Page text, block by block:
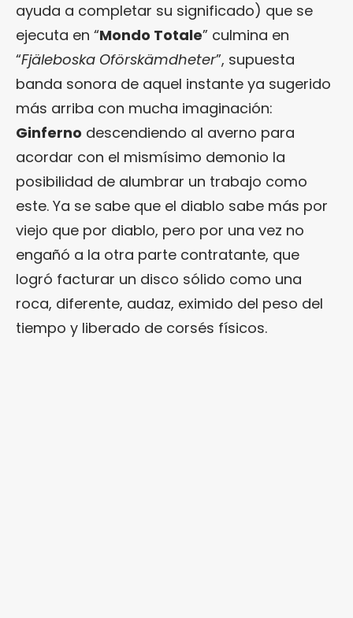
ayuda a completar su significado) que se
ejecuta en “Mondo Totale” culmina en
“Fjäleboska Oförskämdheter”, supuesta
banda sonora de aquel instante ya sugerido
más arriba con mucha imaginación:
Ginferno descendiendo al averno para
acordar con el mismísimo demonio la
posibilidad de alumbrar un trabajo como
este. Ya se sabe que el diablo sabe más por
viejo que por diablo, pero por una vez no
engañó a la otra parte contratante, que
logró facturar un disco sólido como una
roca, diferente, audaz, eximido del peso del
tiempo y liberado de corsés físicos.